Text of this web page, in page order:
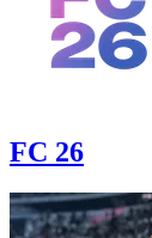
FC 26